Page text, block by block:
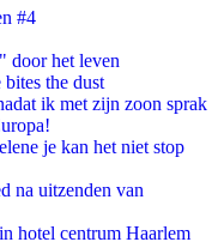
#4
door het leven
the dust
ik met zijn zoon sprak
je kan het niet stop
na uitzenden van
hotel centrum Haarlem